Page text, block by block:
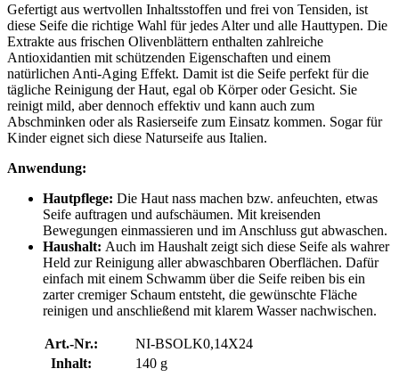
Gefertigt aus wertvollen Inhaltsstoffen und frei von Tensiden, ist
diese Seife die richtige Wahl für jedes Alter und alle Hauttypen. Die
Extrakte aus frischen Olivenblättern enthalten zahlreiche
Antioxidantien mit schützenden Eigenschaften und einem
natürlichen Anti-Aging Effekt. Damit ist die Seife perfekt für die
tägliche Reinigung der Haut, egal ob Körper oder Gesicht. Sie
reinigt mild, aber dennoch effektiv und kann auch zum
Abschminken oder als Rasierseife zum Einsatz kommen. Sogar für
Kinder eignet sich diese Naturseife aus Italien.
Anwendung:
Hautpflege: Die Haut nass machen bzw. anfeuchten, etwas
Seife auftragen und aufschäumen. Mit kreisenden
Bewegungen einmassieren und im Anschluss gut abwaschen.
Haushalt: Auch im Haushalt zeigt sich diese Seife als wahrer
Held zur Reinigung aller abwaschbaren Oberflächen. Dafür
einfach mit einem Schwamm über die Seife reiben bis ein
zarter cremiger Schaum entsteht, die gewünschte Fläche
reinigen und anschließend mit klarem Wasser nachwischen.
Art.-Nr.:
NI-BSOLK0,14X24
Inhalt:
140 g